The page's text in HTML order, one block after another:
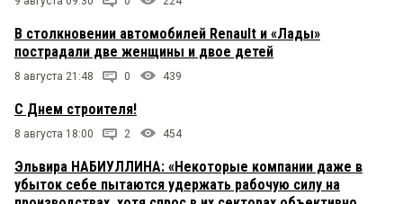
В столкновении автомобилей Renault и «Лады»
пострадали две женщины и двое детей
8 августа 21:48 0 439
С Днем строителя!
8 августа 18:00 2 454
Эльвира НАБИУЛЛИНА: «Некоторые компании даже в
убыток себе пытаются удержать рабочую силу на